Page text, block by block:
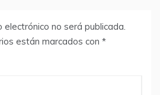
electrónico no será publicada.
están marcados con *